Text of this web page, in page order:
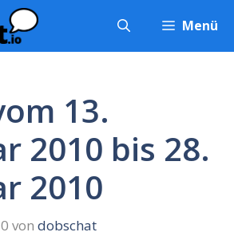
Menü
13.
2010 bis 28.
2010
von dobschat